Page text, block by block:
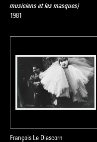
musiciens et les masques)
1981
François Le Diascorn